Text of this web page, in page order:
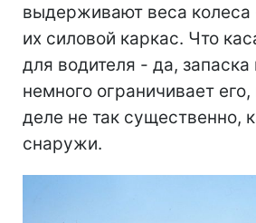
выдерживают веса
их силовой каркас. Что
для водителя - да, запаска
немного ограничивает
деле не так существенно,
снаружи.